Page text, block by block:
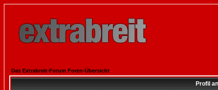
Das Extrabreit-Forum Foren-Übersicht
Profil